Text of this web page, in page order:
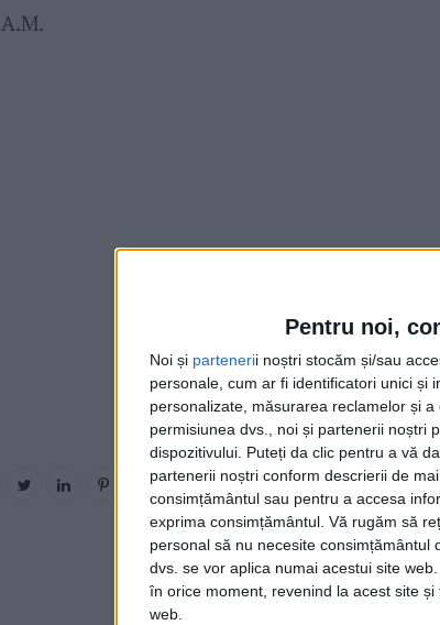
Pentru noi,
Noi și partenerii noștri stocăm și/sau
personale, cum ar fi identificatori unici și
personalizate, măsurarea reclamelor și
permisiunea dvs., noi și partenerii noștri
dispozitivului. Puteți da clic pentru a vă
partenerii noștri conform descrierii de
consimțământul sau pentru a accesa
exprima consimțământul. Vă rugăm să
personal să nu necesite
dvs. se vor aplica numai acestui site
în orice moment, revenind la acest site
web.
A.M.